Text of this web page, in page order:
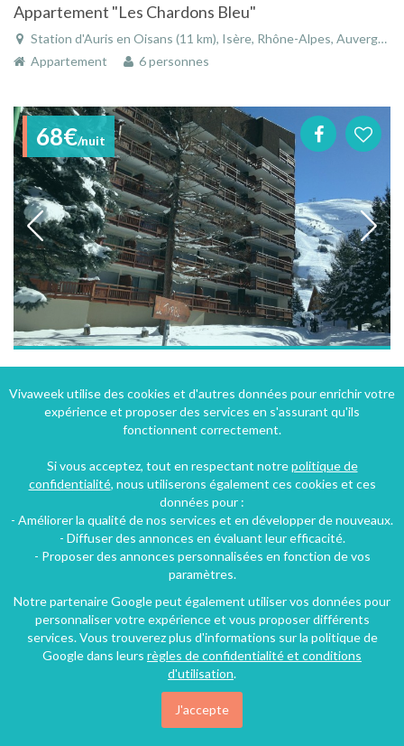
Appartement "Les Chardons Bleu"
Station d'Auris en Oisans (11 km), Isère, Rhône-Alpes, Auvergne-Rhône-Alpes, France
Appartement
6 personnes
68€/nuit
Appartement refait à neuf 2 chambres Centre Station au pied des pistes + parking
Les Deux Alpes (12 km), Isère, Rhône-Alpes, Auvergne-Rhône-Alpes, France
64€/nuit
Vivaweek utilise des cookies et d'autres données pour enrichir votre
expérience et proposer des services en s'assurant qu'ils
fonctionnent correctement.
Si vous acceptez, tout en respectant notrepolitique de
confidentialité, nous utiliserons également ces cookies et ces
données pour :
- Améliorer la qualité de nos services et en développer de nouveaux.
- Diffuser des annonces en évaluant leur efficacité.
- Proposer des annonces personnalisées en fonction de vos
paramètres.
Notre partenaire Google peut également utiliser vos données pour
personnaliser votre expérience et vous proposer différents
services. Vous trouverez plus d'informations sur la politique de
Google dans leurs règles de confidentialité et conditions
d'utilisation.
J'accepte